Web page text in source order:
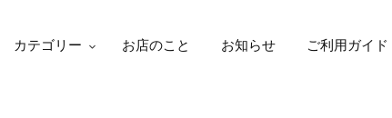
カテゴリー お店のこと お知らせ ご利用ガイド